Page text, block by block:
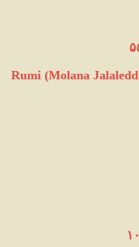
Rumi (Molana